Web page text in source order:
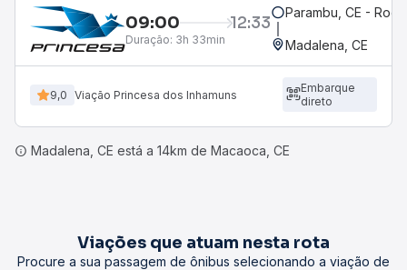
09:00 12:33
Duração: 3h 33min
Parambu, CE -
Madalena, CE
9,0 Viação Princesa dos Inhamuns
Embarque
direto
Madalena, CE está a 14km de Macaoca, CE
Viações que atuam nesta rota
Procure a sua passagem de ônibus selecionando a viação de